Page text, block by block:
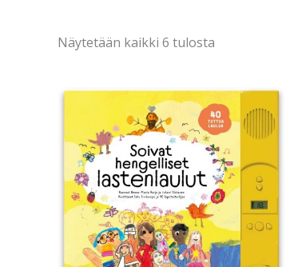
Näytetään kaikki 6 tulosta